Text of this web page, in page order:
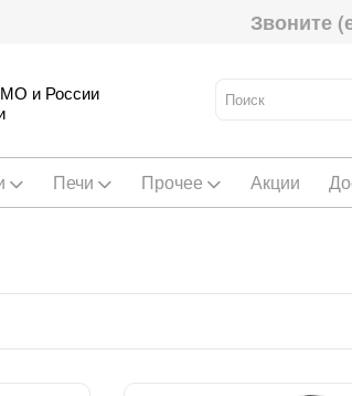
Звоните
и России
Печи Прочее Акции